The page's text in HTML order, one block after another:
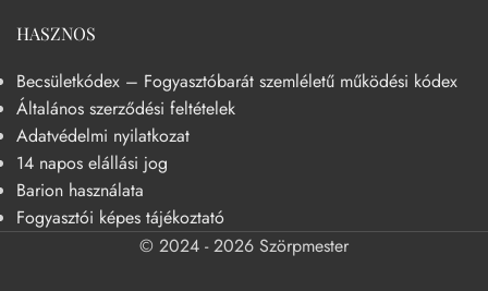
HASZNOS
Becsületkódex – Fogyasztóbarát szemléletű működési kódex
Általános szerződési feltételek
Adatvédelmi nyilatkozat
14 napos elállási jog
Barion használata
Fogyasztói képes tájékoztató
© 2024 - 2026 Szörpmester